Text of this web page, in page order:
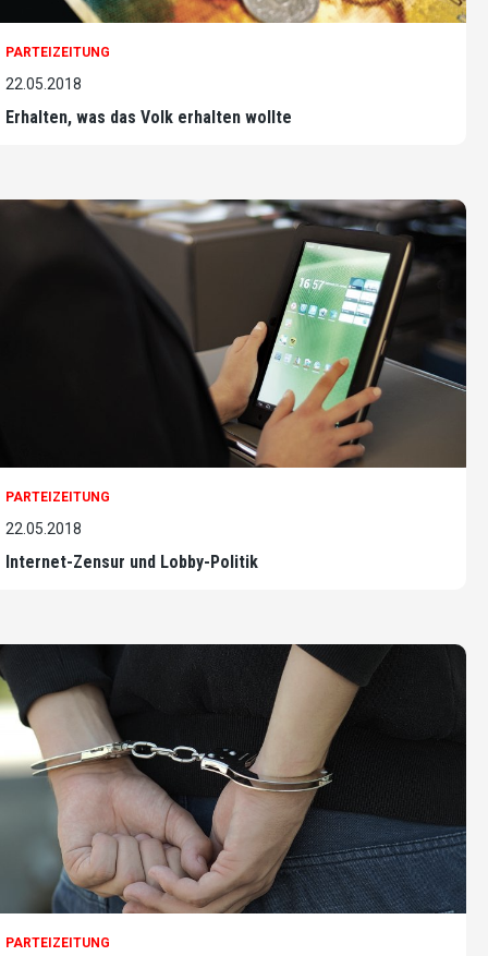
PARTEIZEITUNG
22.05.2018
Erhalten, was das Volk erhalten wollte
PARTEIZEITUNG
22.05.2018
Internet-Zensur und Lobby-Politik
PARTEIZEITUNG